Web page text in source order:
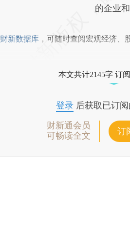
的企业和
财新数据库 ，可随时查阅宏观经济、
本文共计2145字 订
登录后获取已订阅
财新通会员
可畅读全文
订